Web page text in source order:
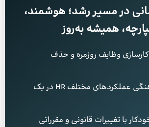
در مسیر رشد؛ هوشمند،
همیشه به‌روز
وظایف روزمره و حذف
یکپارچه: هماهنگی عملکردهای مختلف HR در یک
با تغییرات قانونی و مقرراتی